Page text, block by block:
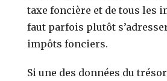
taxe foncière et de tous les
faut parfois plutôt
impôts fonciers.
Si une des données du